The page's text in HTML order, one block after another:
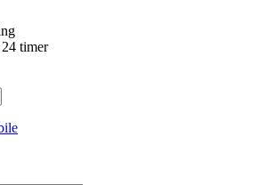
timer